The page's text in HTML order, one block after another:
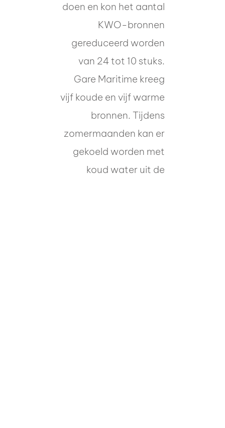
doen en kon het aantal
KWO-bronnen
gereduceerd worden
van 24 tot 10 stuks.
Gare Maritime kreeg
vijf koude en vijf warme
bronnen. Tijdens
zomermaanden kan er
gekoeld worden met
koud water uit de